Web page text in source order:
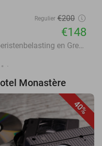
Regulier €200
€148
Excl. ca. €8,45 p.p.p.n. toeristenbelasting en Green Fee
Monastère
40%